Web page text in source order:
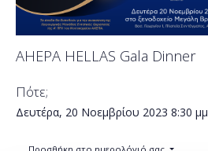
AHEPA HELLAS Gala Dinner
Πότε;
Δευτέρα, 20 Νοεμβρίου 2023 8:30 μμ